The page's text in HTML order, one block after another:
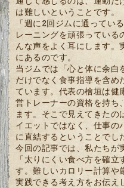
は難しいということです。
「週に2回ジムに通ってい
レーニングを頑張っている
んな声をよく耳にします。
にあるのです。
当ジムでは「心と体に余白
だけでなく食事指導を含め
ています。代表の檜垣は健
営トレーナーの資格を持ち
ます。そこで見えてきた
イエットではなく、仕事の
に直結するということでし
今回の記事では、私たちが
「太りにくい食べ方を確
す。難しいカロリー計算や
実践できる考え方をお伝え